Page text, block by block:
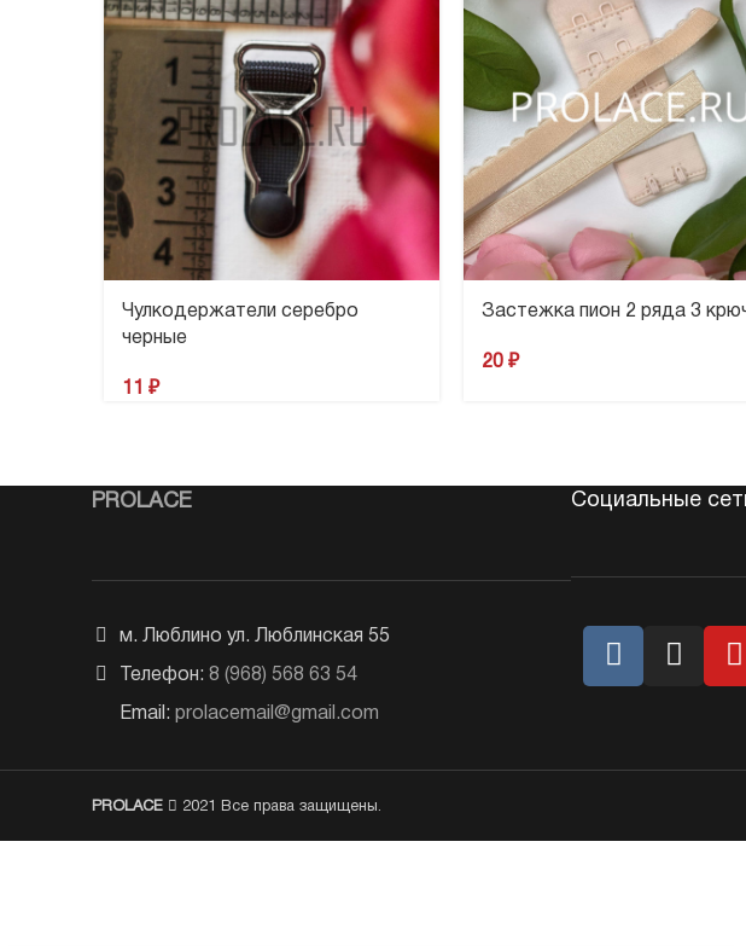
Чулкодержатели серебро
черные
11 ₽
Застежка пион 2 ряда 3
20 ₽
PROLACE
м. Люблино ул. Люблинская 55
Телефон: 8 (968) 568 63 54
Email: prolacemail@gmail.com
Социальные
PROLACE 2021 Все права защищены.